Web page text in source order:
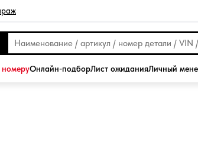
номеруОнлайн-подборЛист ожиданияЛичный